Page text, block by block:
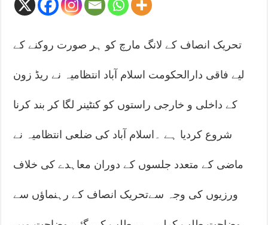
تحریک انصاف کے لانگ مارچ کو ہر صورت روکنے کے
لیے فاقی دارالحکومت اسلام آباد انتظامیہ نے ریڈ زون
کے داخلی و خارجی راستوں کو کنٹینر لگا کر بند کرنا
شروع کردیا ہے ۔اسلام آباد کی ضلعی انتظامیہ نے
ماضی کے متعدد جلسوں کے دوران معاہدے کی خلاف
ورزیوں کی وجہ سےتحریک انصاف کے رہنماؤں سے